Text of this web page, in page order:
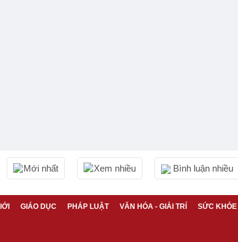
Mới nhất Xem nhiều Bình luận nhiều
GIÁO DỤC PHÁP LUẬT VĂN HÓA - GIẢI TRÍ SỨC KHỎE